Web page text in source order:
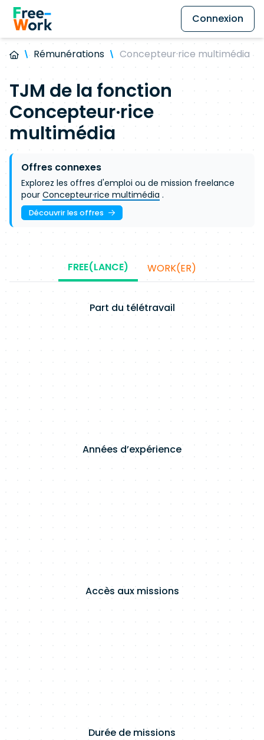
Connexion
Rémunérations Concepteur·rice multimédia
TJM de la fonction
Concepteur·rice
multimédia
Offres connexes
Explorez les offres d'emploi ou de mission freelance
pour Concepteur·rice multimédia .
Découvrir les offres
FREE(LANCE) WORK(ER)
Part du télétravail
Années d’expérience
Accès aux missions
Durée de missions